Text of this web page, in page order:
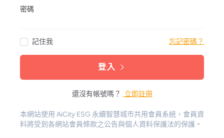
密碼
記住我 忘記密碼？
登入
還沒有帳號嗎？ 立即註冊
本網站使用 AiCity ESG 永續智慧城市共用會員系統，會員資
料將受到各網站會員條款之公告與個人資料保護法的保護。